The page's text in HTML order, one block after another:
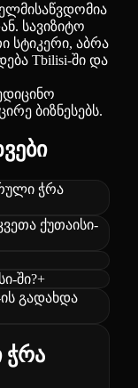
სავიზიტო
სტიკერი, აბრა
Tbilisi-ში და
ბიზნესებს.
ჭრა
ქუთაისი-
ში?+
გადახდა
ჭრა